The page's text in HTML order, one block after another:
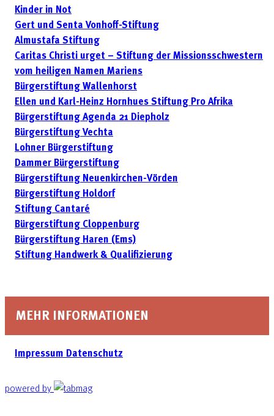
Kinder in Not
Gert und Senta Vonhoff-Stiftung
Almustafa Stiftung
Caritas Christi urget – Stiftung der Missionsschwestern
vom heiligen Namen Mariens
Bürgerstiftung Wallenhorst
Ellen und Karl-Heinz Hornhues Stiftung Pro Afrika
Bürgerstiftung Agenda 21 Diepholz
Bürgerstiftung Vechta
Lohner Bürgerstiftung
Dammer Bürgerstiftung
Bürgerstiftung Neuenkirchen-Vörden
Bürgerstiftung Holdorf
Stiftung Cantaré
Bürgerstiftung Cloppenburg
Bürgerstiftung Haren (Ems)
Stiftung Handwerk & Qualifizierung
MEHR INFORMATIONEN
Impressum Datenschutz
powered by